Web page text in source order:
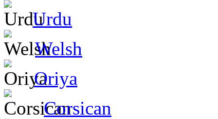
Urdu
Welsh
Oriya
Corsican